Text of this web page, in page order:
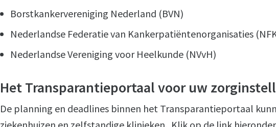
Borstkankervereniging Nederland (BVN)
Nederlandse Federatie van Kankerpatiëntenorganisaties
Nederlandse Vereniging voor Heelkunde (NVvH)
Het Transparantieportaal voor uw
De planning en deadlines binnen het Transparantieportaal